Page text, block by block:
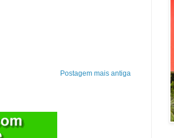
Postagem mais antiga